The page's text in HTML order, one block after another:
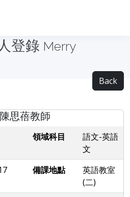
登錄 Merry
Back
思蓓教師
領域科目
語文-英語
文
備課地點
英語教室
(二)